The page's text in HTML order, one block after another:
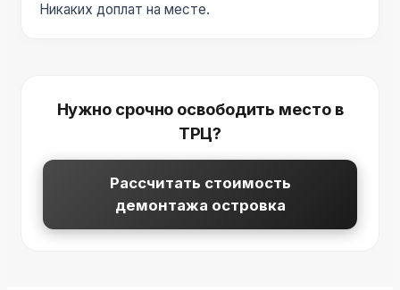
Никаких доплат на месте.
Нужно срочно освободить место в
ТРЦ?
Рассчитать стоимость
демонтажа островка